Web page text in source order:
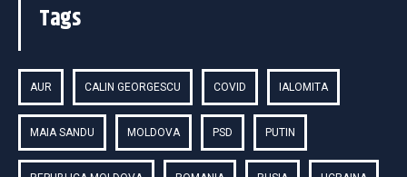
Tags
AUR CALIN GEORGESCU COVID IALOMITA
MAIA SANDU MOLDOVA PSD PUTIN